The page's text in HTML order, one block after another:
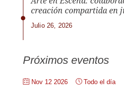
creación compartida en
Julio 26, 2026
Próximos eventos
Nov 12 2026 Todo el día